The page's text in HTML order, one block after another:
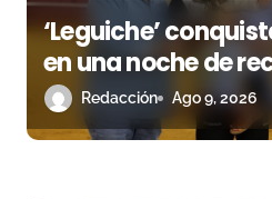
‘Leguiche’
en una noche de
y gran ambiente
Redacción Ago 9, 2026